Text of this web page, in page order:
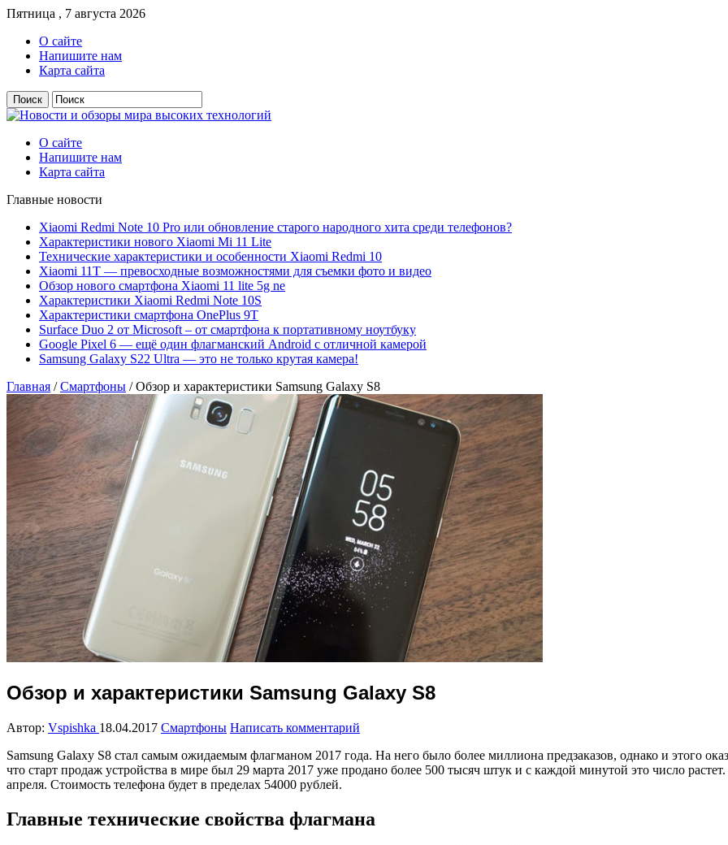
Пятница , 7 августа 2026
О сайте
Напишите нам
Карта сайта
О сайте
Напишите нам
Карта сайта
Главные новости
Xiaomi Redmi Note 10 Pro или обновление старого народного хита среди телефонов?
Характеристики нового Xiaomi Mi 11 Lite
Технические характеристики и особенности Xiaomi Redmi 10
Xiaomi 11T — превосходные возможностями для съемки фото и видео
Обзор нового смартфона Xiaomi 11 lite 5g ne
Характеристики Xiaomi Redmi Note 10S
Характеристики смартфона OnePlus 9T
Surface Duo 2 от Microsoft – от смартфона к портативному ноутбуку
Google Pixel 6 — ещё один флагманский Android с отличной камерой
Samsung Galaxy S22 Ultra — это не только крутая камера!
Главная /Смартфоны /Обзор и характеристики Samsung Galaxy S8
Обзор и характеристики Samsung Galaxy S8
Автор: Vspishka 18.04.2017 Смартфоны Написать комментарий
Samsung Galaxy S8 стал самым ожидаемым флагманом 2017 года. На него было более миллиона предзаказов, однако и этого
что старт продаж устройства в мире был 29 марта 2017 уже продано более 500 тысяч штук и с каждой минутой это число
апреля. Стоимость телефона будет в пределах 54000 рублей.
Главные технические свойства флагмана